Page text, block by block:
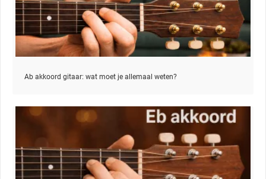
Ab akkoord gitaar: wat moet je allemaal weten?